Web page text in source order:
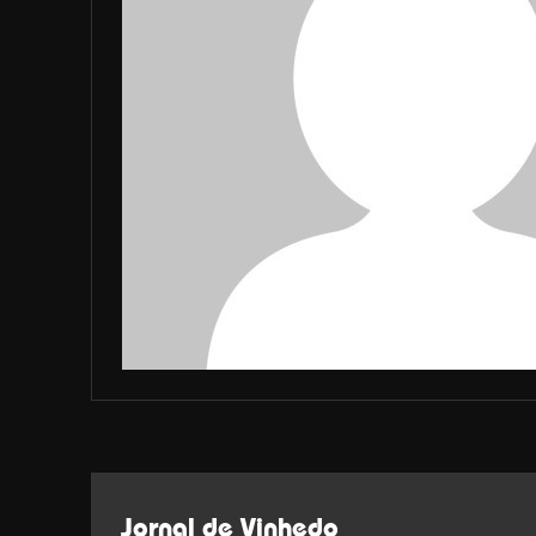
Jornal de Vinhedo